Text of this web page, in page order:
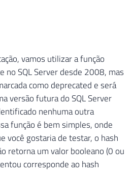
vamos utilizar a função
no SQL Server desde 2008, mas
como deprecated e será
versão futura do SQL Server
nenhuma outra
função é bem simples, onde
você gostaria de testar, o hash
retorna um valor booleano (0 ou
corresponde ao hash